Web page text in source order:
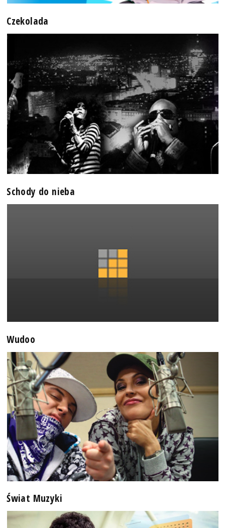
Czekolada
Schody do nieba
Wudoo
Świat Muzyki